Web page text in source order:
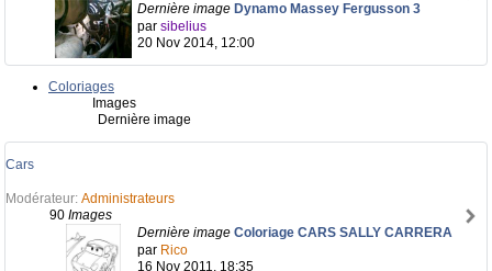
Dernière image Dynamo Massey Fergusson 3
par sibelius
20 Nov 2014, 12:00
Coloriages
Images
Dernière image
Cars
Modérateur: Administrateurs
90 Images
Dernière image Coloriage CARS SALLY CARRERA
par Rico
16 Nov 2011, 18:35